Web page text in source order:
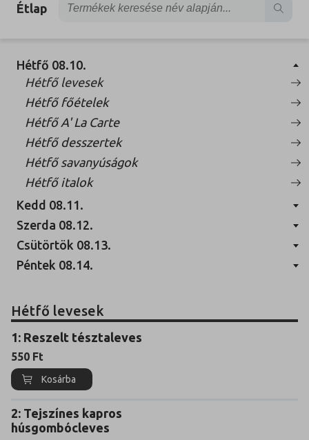
Étlap
Hétfő 08.10.
Hétfő levesek
Hétfő főételek
Hétfő A' La Carte
Hétfő desszertek
Hétfő savanyúságok
Hétfő italok
Kedd 08.11.
Szerda 08.12.
Csütörtök 08.13.
Péntek 08.14.
Hétfő levesek
1: Reszelt tésztaleves
550 Ft
Kosárba
2: Tejszínes kapros
húsgombócleves